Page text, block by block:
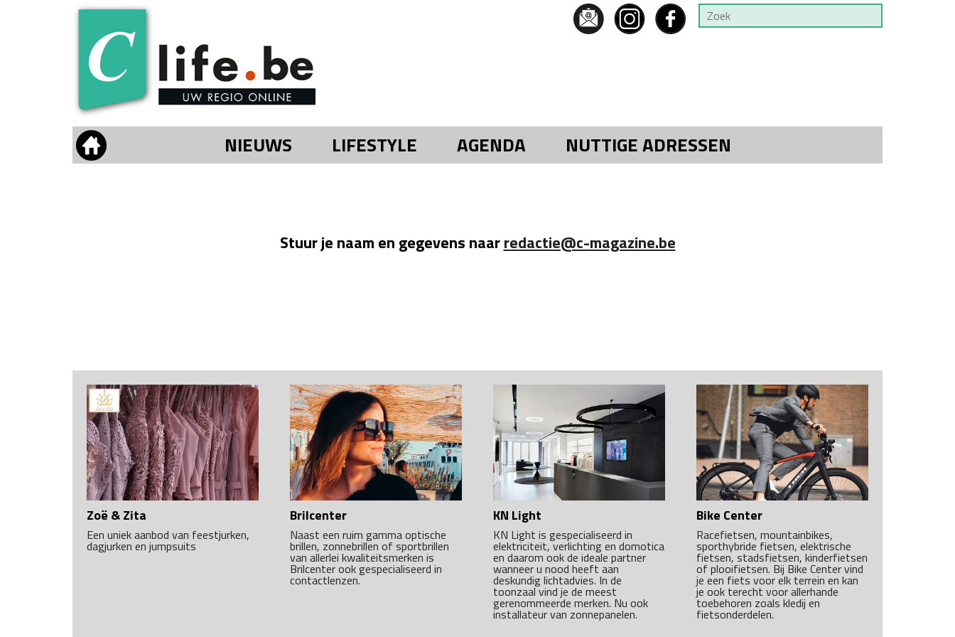
NIEUWS LIFESTYLE AGENDA NUTTIGE ADRESSEN
Stuur je naam en gegevens naarredactie@c-magazine.be
Zoë & Zita
Een uniek aanbod van feestjurken,
dagjurken en jumpsuits
Brilcenter
Naast een ruim gamma optische
brillen, zonnebrillen of sportbrillen
van allerlei kwaliteitsmerken is
Brilcenter ook gespecialiseerd in
contactlenzen.
KN Light
KN Light is gespecialiseerd in
elektriciteit, verlichting en domotica
en daarom ook de ideale partner
wanneer u nood heeft aan
deskundig lichtadvies. In de
toonzaal vind je de meest
gerenommeerde merken. Nu ook
installateur van zonnepanelen.
Bike Center
Racefietsen, mountainbikes,
sporthybride fietsen, elektrische
fietsen, stadsfietsen, kinderfietsen
of plooifietsen. Bij Bike Center vind
je een fiets voor elk terrein en kan
je ook terecht voor allerhande
toebehoren zoals kledij en
fietsonderdelen.